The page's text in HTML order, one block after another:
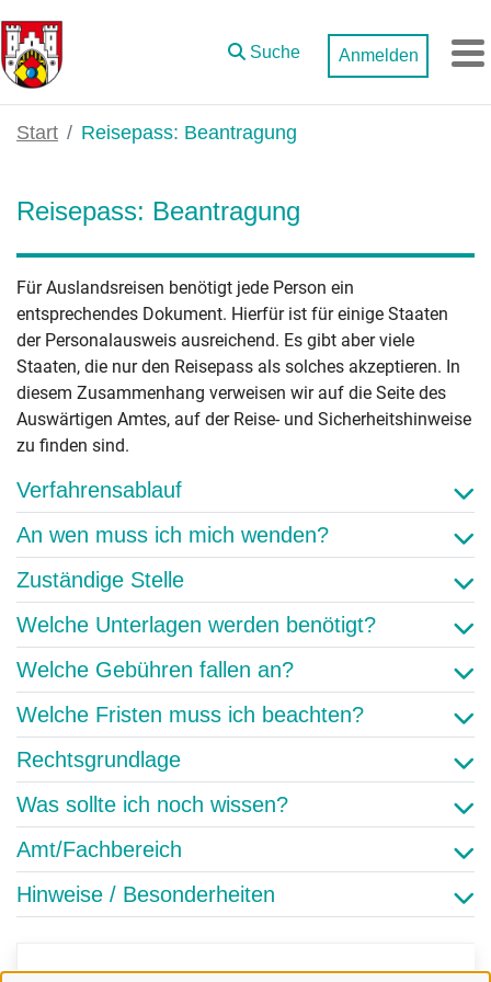
Zum Hauptinhalt springen
Suche
Anmelden
Start Reisepass: Beantragung
Reisepass: Beantragung
Für Auslandsreisen benötigt jede Person ein
entsprechendes Dokument. Hierfür ist für einige Staaten
der Personalausweis ausreichend. Es gibt aber viele
Staaten, die nur den Reisepass als solches akzeptieren. In
diesem Zusammenhang verweisen wir auf die Seite des
Auswärtigen Amtes, auf der Reise- und Sicherheitshinweise
zu finden sind.
Verfahrensablauf
An wen muss ich mich wenden?
Zuständige Stelle
Welche Unterlagen werden benötigt?
Welche Gebühren fallen an?
Welche Fristen muss ich beachten?
Rechtsgrundlage
Was sollte ich noch wissen?
Amt/Fachbereich
Hinweise / Besonderheiten